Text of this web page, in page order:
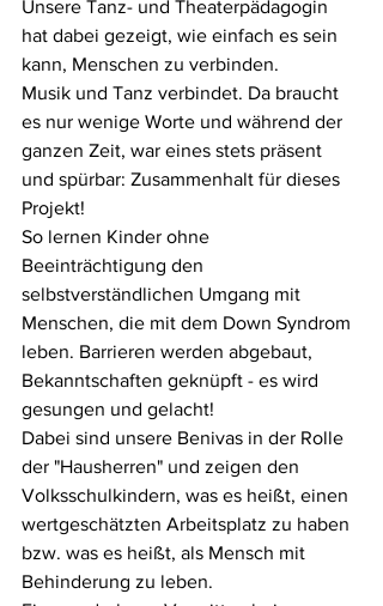
Unsere Tanz- und Theaterpädagogin
hat dabei gezeigt, wie einfach es sein
kann, Menschen zu verbinden.
Musik und Tanz verbindet. Da braucht
es nur wenige Worte und während der
ganzen Zeit, war eines stets präsent
und spürbar: Zusammenhalt für dieses
Projekt!
So lernen Kinder ohne
Beeinträchtigung den
selbstverständlichen Umgang mit
Menschen, die mit dem Down Syndrom
leben. Barrieren werden abgebaut,
Bekanntschaften geknüpft - es wird
gesungen und gelacht!
Dabei sind unsere Benivas in der Rolle
der "Hausherren" und zeigen den
Volksschulkindern, was es heißt, einen
wertgeschätzten Arbeitsplatz zu haben
bzw. was es heißt, als Mensch mit
Behinderung zu leben.